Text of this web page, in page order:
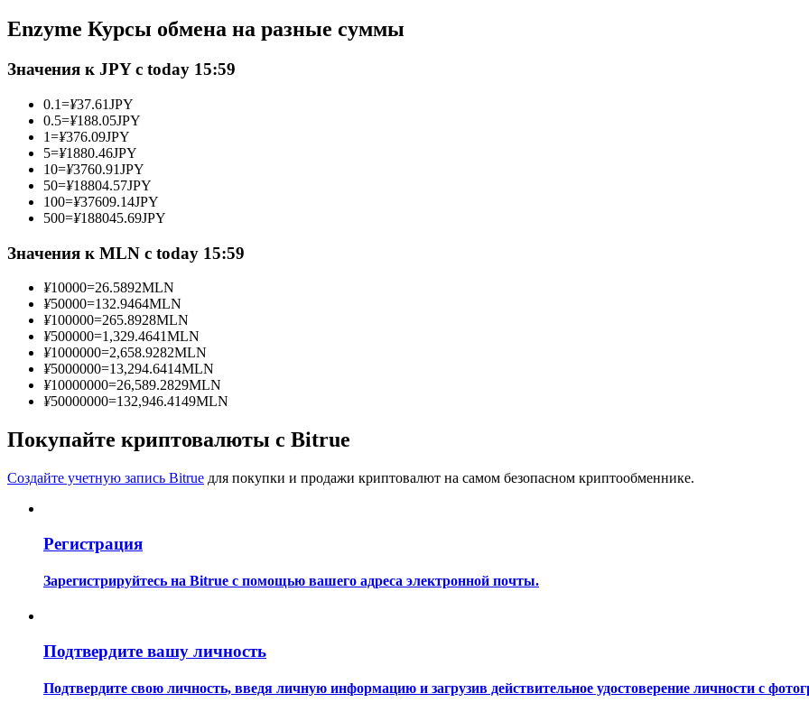
Фьючерсы с использованием USDC в качестве обеспечения
Копирование торговли
Наслаждайтесь распределением прибыли и комиссиями за копи-трейдинг
Анализ больших данных, включая торговую информацию и т. д.
Enzyme Курсы обмена на разные суммы
Значения к JPY с today 15:59
0.1=¥37.61JPY
0.5=¥188.05JPY
1=¥376.09JPY
5=¥1880.46JPY
10=¥3760.91JPY
50=¥18804.57JPY
100=¥37609.14JPY
500=¥188045.69JPY
Значения к MLN с today 15:59
¥10000=26.5892MLN
¥50000=132.9464MLN
¥100000=265.8928MLN
¥500000=1,329.4641MLN
¥1000000=2,658.9282MLN
¥5000000=13,294.6414MLN
¥10000000=26,589.2829MLN
¥50000000=132,946.4149MLN
Покупайте криптовалюты с Bitrue
Создайте учетную запись Bitrue для покупки и продажи криптовалют на самом безопасном криптообменнике.
Регистрация
Зарегистрируйтесь на Bitrue с помощью вашего адреса электронной почты.
Подтвердите вашу личность
Подтвердите свою личность, введя личную информацию и загрузив действительное удостоверение личности с